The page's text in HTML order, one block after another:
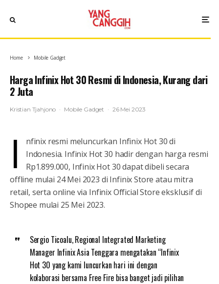
Home Mobile Gadget
Harga Infinix Hot 30 Resmi di Indonesia, Kurang dari
2 Juta
Kristian Tjahjono · Mobile Gadget · 26 Mei 2023
I
nfinix resmi meluncurkan Infinix Hot 30 di
Indonesia. Infinix Hot 30 hadir dengan harga resmi
Rp1.899.000, Infinix Hot 30 dapat dibeli secara
offline mulai 24 Mei 2023 di Infinix Store atau mitra
retail, serta online via Infinix Official Store eksklusif di
Shopee mulai 25 Mei 2023.
Sergio Ticoalu, Regional Integrated Marketing
Manager Infinix Asia Tenggara mengatakan “Infinix
Hot 30 yang kami luncurkan hari ini dengan
kolaborasi bersama Free Fire bisa banget jadi pilihan